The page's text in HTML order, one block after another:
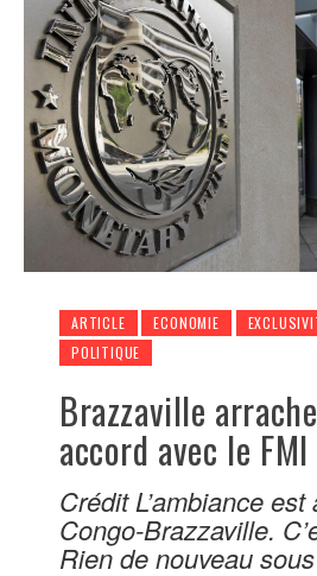
ARTICLE ECONOMIE
POLITIQUE
Brazzaville
accord avec le FMI
Crédit L’ambiance
Congo-Brazzaville.
Rien de nouveau sous